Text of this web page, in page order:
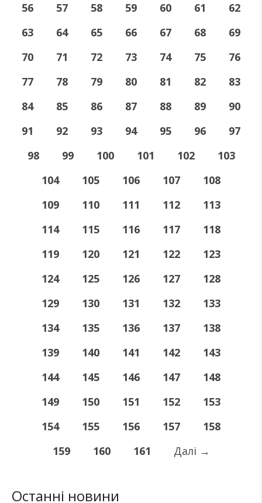
56
57 58 59 60 61
62
63
64 65 66 67 68
69
70
71 72 73 74 75
76
77
78 79 80 81 82
83
84
85 86 87 88 89
90
91
92 93 94 95 96
97
98
99 100 101 102
103
104
105 106 107
108
109
110 111 112
113
114
115 116 117
118
119
120 121 122
123
124
125 126 127
128
129
130 131 132
133
134
135 136 137
138
139
140 141 142
143
144
145 146 147
148
149
150 151 152
153
154
155 156 157
158
159
160 161 Далі →
Останні новини